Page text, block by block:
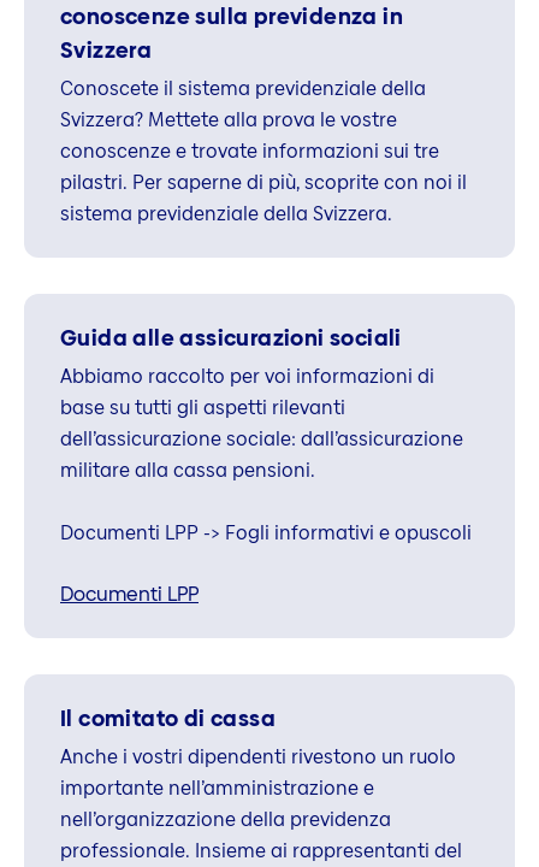
conoscenze sulla previdenza in
Svizzera
Conoscete il sistema previdenziale della
Svizzera? Mettete alla prova le vostre
conoscenze e trovate informazioni sui tre
pilastri. Per saperne di più, scoprite con noi il
sistema previdenziale della Svizzera.
Guida alle assicurazioni sociali
Abbiamo raccolto per voi informazioni di
base su tutti gli aspetti rilevanti
dell’assicurazione sociale: dall’assicurazione
militare alla cassa pensioni.
Documenti LPP -> Fogli informativi e opuscoli
Documenti LPP
Il comitato di cassa
Anche i vostri dipendenti rivestono un ruolo
importante nell’amministrazione e
nell’organizzazione della previdenza
professionale. Insieme ai rappresentanti del